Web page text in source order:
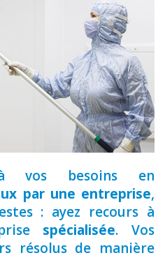
vos besoins en
par une entreprise,
: ayez recours à
spécialisée. Vos
résolus de manière